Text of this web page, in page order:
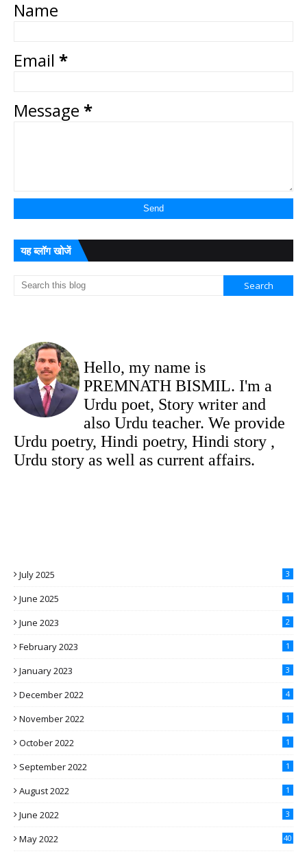
Name
Email *
Message *
यह ब्लॉग खोजें
Hello, my name is
PREMNATH BISMIL. I'm a
Urdu poet, Story writer and
also Urdu teacher. We provide
Urdu poetry, Hindi poetry, Hindi story ,
Urdu story as well as current affairs.
July 2025 3
June 2025 1
June 2023 2
February 2023 1
January 2023 3
December 2022 4
November 2022 1
October 2022 1
September 2022 1
August 2022 1
June 2022 3
May 2022 40